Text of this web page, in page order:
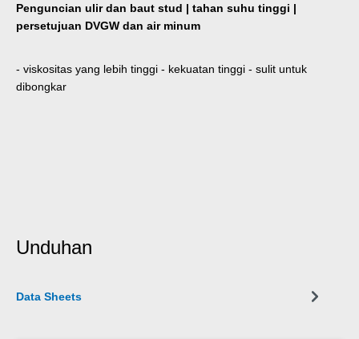
Penguncian ulir dan baut stud | tahan suhu tinggi |
persetujuan DVGW dan air minum
- viskositas yang lebih tinggi - kekuatan tinggi - sulit untuk
dibongkar
Unduhan
Data Sheets